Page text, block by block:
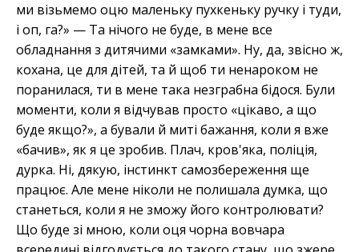
ми візьмемо оцю маленьку пухкеньку ручку і туди,
і оп, га?» — Та нічого не буде, в мене все
обладнання з дитячими «замками». Ну, да, звісно ж,
кохана, це для дітей, та й щоб ти ненароком не
поранилася, ти в мене така незграбна бідося. Були
моменти, коли я відчував просто «цікаво, а що
буде якщо?», а бували й миті бажання, коли я вже
«бачив», як я це зробив. Плач, кров'яка, поліція,
дурка. Ні, дякую, інстинкт самозбереження ще
працює. Але мене ніколи не полишала думка, що
станеться, коли я не зможу його контролювати?
Що буде зі мною, коли оця чорна вовчара